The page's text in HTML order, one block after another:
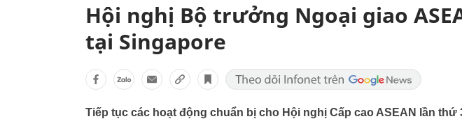
Hội nghị Bộ trưởng Ngoại giao
tại Singapore
Tiếp tục các hoạt động chuẩn bị cho Hội nghị Cấp cao ASEAN lần thứ